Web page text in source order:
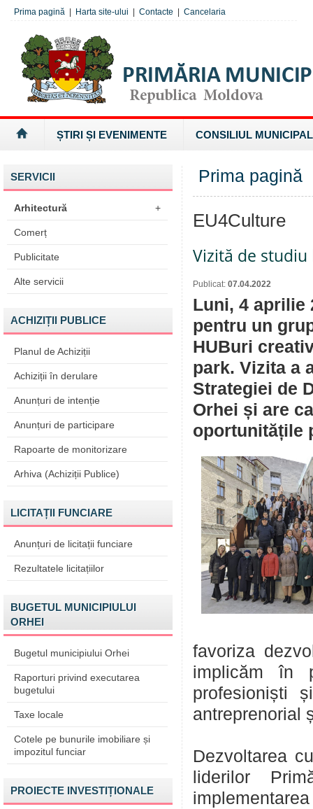
Prima pagină Harta site-ului Contacte Cancelaria
ȘTIRI ȘI EVENIMENTE CONSILIUL MUNICIPAL
SERVICII
Arhitectură +
Comerț
Publicitate
Alte servicii
ACHIZIȚII PUBLICE
Planul de Achiziții
Achiziții în derulare
Anunțuri de intenție
Anunțuri de participare
Rapoarte de monitorizare
Arhiva (Achiziții Publice)
LICITAȚII FUNCIARE
Anunțuri de licitații funciare
Rezultatele licitațiilor
BUGETUL MUNICIPIULUI
ORHEI
Bugetul municipiului Orhei
Raporturi privind executarea
bugetului
Taxe locale
Cotele pe bunurile imobiliare și
impozitul funciar
PROIECTE INVESTIȚIONALE
Prima pagină
EU4Culture
Vizită de
Publicat: 07.04.2022
Luni, 4 aprilie
pentru un
HUBuri
park. Vizita a
Strategiei de
Orhei și are
oportunitățile
favoriza
implicăm în
profesioniști
antreprenorial
Dezvoltarea
liderilor